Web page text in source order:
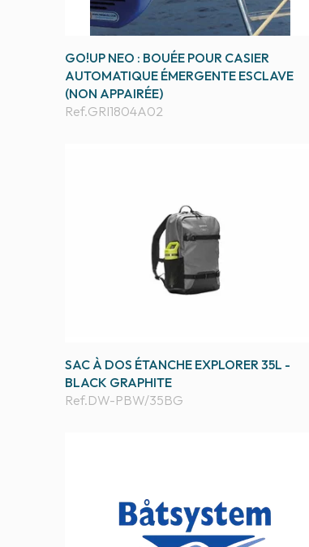
GO!UP NEO : BOUÉE POUR CASIER
AUTOMATIQUE ÉMERGENTE ESCLAVE
(NON APPAIRÉE)
Ref.GRI1804A02
SAC À DOS ÉTANCHE EXPLORER 35L -
BLACK GRAPHITE
Ref.DW-PBW/35BG